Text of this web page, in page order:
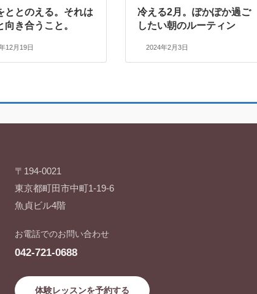
ととのえる。それは
向き合うこと。
12月19日
冷える2月。ぽかぽか過ご
したい朝のルーティン
2024年2月3日
〒194-0021
東京都町田市中町1-19-6
魚貞ビル4階
お電話でのお問い合わせ
042-721-0688
体験レッスンを予約する